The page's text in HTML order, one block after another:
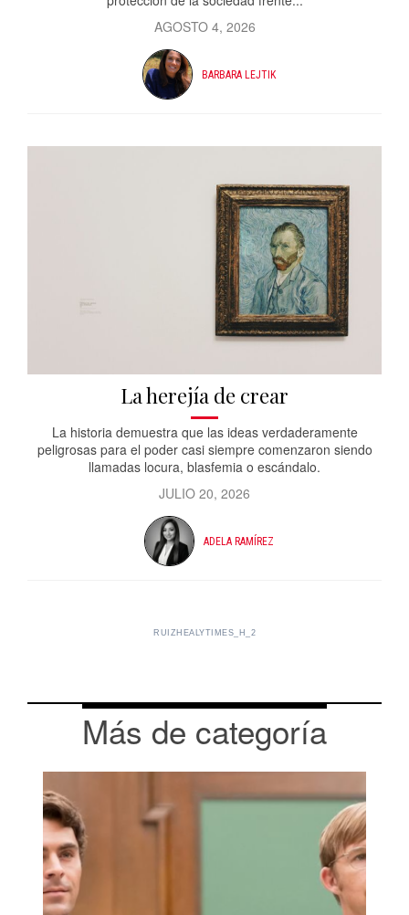
AGOSTO 4, 2026
BARBARA LEJTIK
La herejía de crear
La historia demuestra que las ideas verdaderamente
peligrosas para el poder casi siempre comenzaron siendo
llamadas locura, blasfemia o escándalo.
JULIO 20, 2026
ADELA RAMÍREZ
RUIZHEALYTIMES_H_2
Más de categoría